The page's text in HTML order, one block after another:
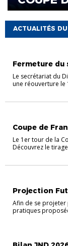
ACTUALITÉS
Fermeture
Le secrétariat du
une réouverture le
Coupe de
Le 1er tour de la
Découvrez le
Projection
Afin de se
pratiques